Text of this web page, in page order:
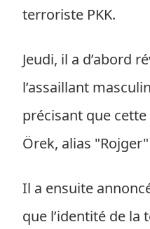
terroriste PKK.
Jeudi, il a d’abord
l’assaillant
précisant que
Örek, alias "Rojger"
Il a ensuite
que l’identité de